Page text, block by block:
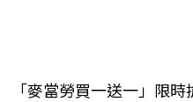
「麥當勞買一送一」限